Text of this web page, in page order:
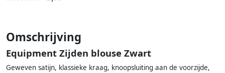
Omschrijving
Equipment Zijden blouse Zwart
Geweven satijn, klassieke kraag, knoopsluiting aan de voorzijde,